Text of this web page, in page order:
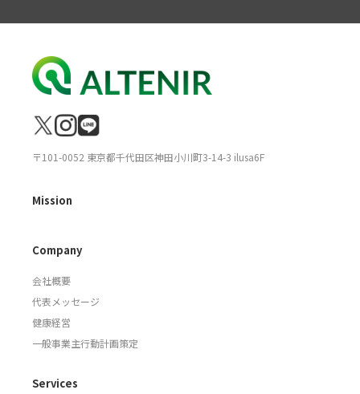
〒101-0052 東京都千代田区神田小川町3-14-3 ilusa6F
Mission
Company
会社概要
代表メッセージ
健康経営
一般事業主行動計画策定
Services